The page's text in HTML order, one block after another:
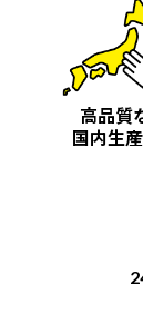
高品質
国内生産